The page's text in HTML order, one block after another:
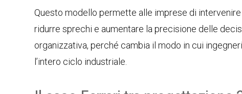
Questo modello permette alle imprese di
ridurre sprechi e aumentare la precisione delle
organizzativa, perché cambia il modo in cui
l’intero ciclo industriale.